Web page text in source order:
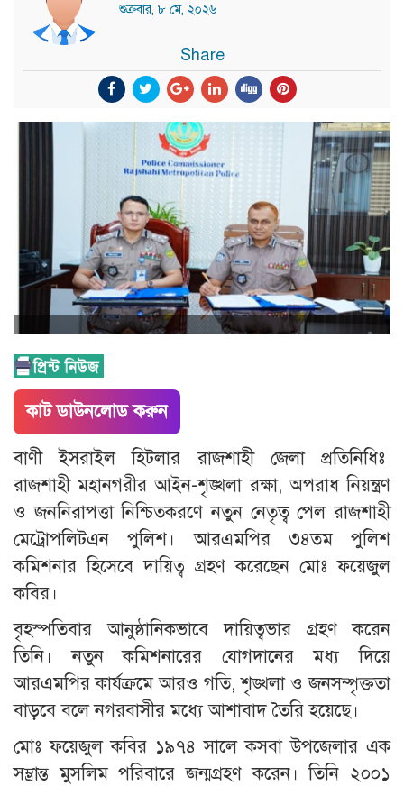
শুক্রবার, ৮ মে, ২০২৬
Share
কাট ডাউনলোড করুন
বাণী ইসরাইল হিটলার রাজশাহী জেলা প্রতিনিধিঃ
রাজশাহী মহানগরীর আইন-শৃঙ্খলা রক্ষা, অপরাধ নিয়ন্ত্রণ
ও জননিরাপত্তা নিশ্চিতকরণে নতুন নেতৃত্ব পেল রাজশাহী
মেট্রোপলিটএন পুলিশ। আরএমপির ৩৪তম পুলিশ
কমিশনার হিসেবে দায়িত্ব গ্রহণ করেছেন মোঃ ফয়েজুল
কবির।
বৃহস্পতিবার আনুষ্ঠানিকভাবে দায়িত্বভার গ্রহণ করেন
তিনি। নতুন কমিশনারের যোগদানের মধ্য দিয়ে
আরএমপির কার্যক্রমে আরও গতি, শৃঙ্খলা ও জনসম্পৃক্ততা
বাড়বে বলে নগরবাসীর মধ্যে আশাবাদ তৈরি হয়েছে।
মোঃ ফয়েজুল কবির ১৯৭৪ সালে কসবা উপজেলার এক
সম্ভ্রান্ত মুসলিম পরিবারে জন্মগ্রহণ করেন। তিনি ২০০১